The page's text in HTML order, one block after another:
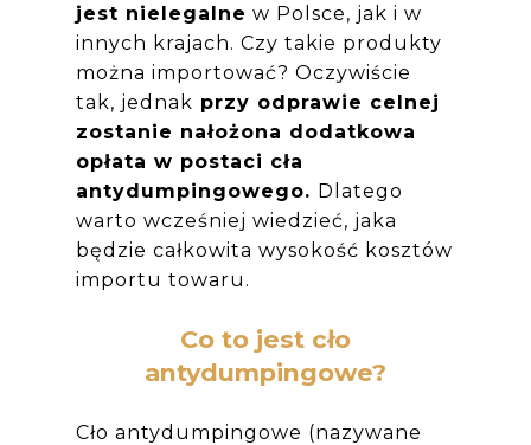
jest nielegalne w Polsce, jak i w
innych krajach. Czy takie produkty
można importować? Oczywiście
tak, jednak przy odprawie celnej
zostanie nałożona dodatkowa
opłata w postaci cła
antydumpingowego. Dlatego
warto wcześniej wiedzieć, jaka
będzie całkowita wysokość kosztów
importu towaru.
Co to jest cło
antydumpingowe?
Cło antydumpingowe (nazywane